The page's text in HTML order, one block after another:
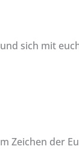
sich mit
Zeichen der